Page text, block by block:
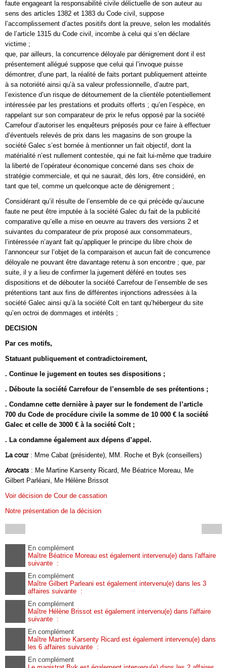
faute engageant la responsabilité civile délictuelle de son auteur au
sens des articles 1382 et 1383 du Code civil, suppose
l’accomplissement d’actes positifs dont la preuve, selon les modalités
de l’article 1315 du Code civil, incombe à celui qui s’en déclare
victime ;
que, par ailleurs, la concurrence déloyale par dénigrement dont il est
présentement allégué suppose que celui qui l’invoque puisse
démontrer, d’une part, la réalité de faits portant publiquement atteinte
à sa notoriété ainsi qu’à sa valeur professionnelle, d’autre part,
l’existence d’un risque de détournement de la clientèle potentiellement
intéressée par les prestations et produits offerts ; qu’en l’espèce, en
rappelant sur son comparateur de prix le refus opposé par la société
Carrefour d’autoriser les enquêteurs préposés pour ce faire à effectuer
d’éventuels relevés de prix dans les magasins de son groupe la
société Galec s’est bornée à mentionner un fait objectif, dont la
matérialité n’est nullement contestée, qui ne fait lui-même que traduire
la liberté de l’opérateur économique concerné dans ses choix de
stratégie commerciale, et qui ne saurait, dès lors, être considéré, en
tant que tel, comme un quelconque acte de dénigrement ;
Considérant qu’il résulte de l’ensemble de ce qui précède qu’aucune
faute ne peut être imputée à la société Galec du fait de la publicité
comparative qu’elle a mise en oeuvre au travers des versions 2 et
suivantes du comparateur de prix proposé aux consommateurs,
l’intéressée n’ayant fait qu’appliquer le principe du libre choix de
l’annonceur sur l’objet de la comparaison et aucun fait de concurrence
déloyale ne pouvant être davantage retenu à son encontre ; que, par
suite, il y a lieu de confirmer la jugement déféré en toutes ses
dispositions et de débouter la société Carrefour de l’ensemble de ses
prétentions tant aux fins de différentes injonctions adressées à la
société Galec ainsi qu’à la société Colt en tant qu’hébergeur du site
qu’en octroi de dommages et intérêts ;
DECISION
Par ces motifs,
Statuant publiquement et contradictoirement,
. Continue le jugement en toutes ses dispositions ;
. Déboute la société Carrefour de l’ensemble de ses prétentions ;
. Condamne cette dernière à payer sur le fondement de l’article
700 du Code de procédure civile la somme de 10 000 € la société
Galec et celle de 3000 € à la société Colt ;
. La condamne également aux dépens d’appel.
La cour: Mme Cabat (présidente), MM. Roche et Byk (conseillers)
Avocats : Me Martine Karsenty Ricard, Me Béatrice Moreau, Me
Gilbert Parléani, Me Hélène Brissot
Voir décision de Cour de cassation
Notre présentation de la décision
En complément
Maître Béatrice Moreau est également intervenu(e) dans l'affaire
suivante :
En complément
Maître Gilbert Parleani est également intervenu(e) dans les 3
affaires suivante :
En complément
Maître Hélène Brissot est également intervenu(e) dans l'affaire
suivante :
En complément
Maître Martine Karsenty Ricard est également intervenu(e) dans
les 6 affaires suivante :
En complément